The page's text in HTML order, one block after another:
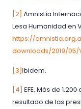
[2] Amnistía
Lesa Humanidad en
https://
downloads/2019/
[3]Ibidem.
[4] EFE. Más de
resultado de las